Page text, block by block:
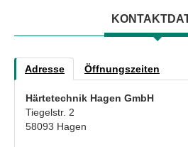
Adresse Öffnungszeiten
Härtetechnik Hagen GmbH
Tiegelstr. 2
58093 Hagen